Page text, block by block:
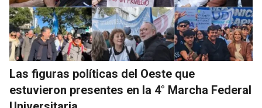
Las figuras políticas del Oeste que
estuvieron presentes en la 4° Marcha Federal